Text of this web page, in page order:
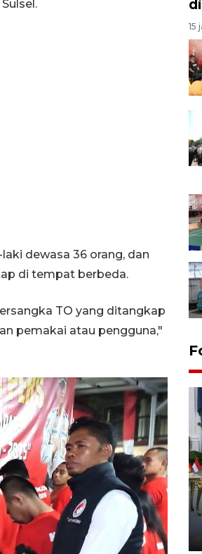
dewasa 36 orang, dan
di tempat berbeda.
TO yang ditangkap
pemakai atau pengguna,"
15
- Kirab memperingati
80 Raja Keraton
12:51 WIB